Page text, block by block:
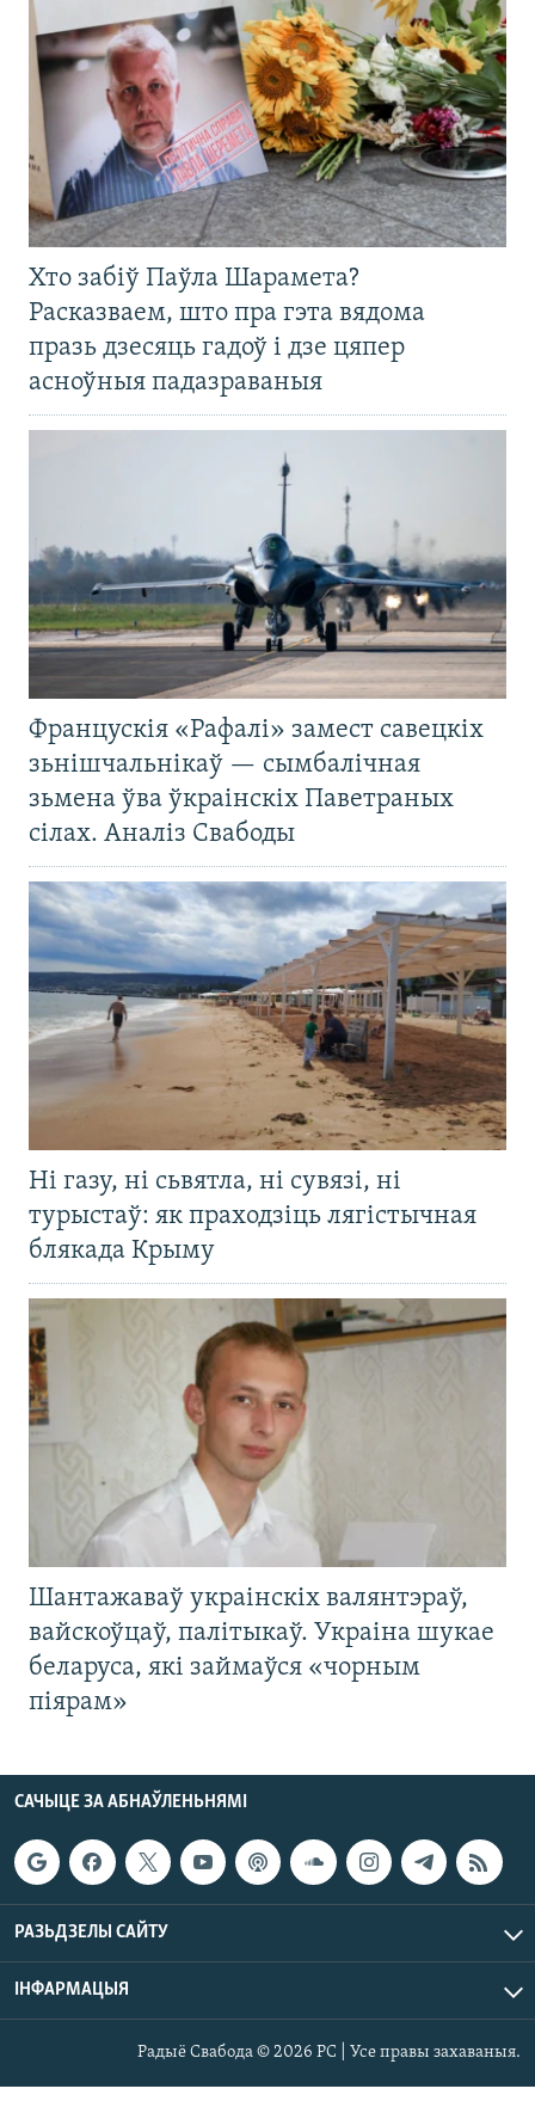
Хто забіў Паўла Шарамета?
Расказваем, што пра гэта вядома
празь дзесяць гадоў і дзе цяпер
асноўныя падазраваныя
Францускія «Рафалі» замест савецкіх
зьнішчальнікаў — сымбалічная
зьмена ўва ўкраінскіх Паветраных
сілах. Аналіз Свабоды
Ні газу, ні сьвятла, ні сувязі, ні
турыстаў: як праходзіць лягістычная
блякада Крыму
Шантажаваў украінскіх валянтэраў,
вайскоўцаў, палітыкаў. Украіна шукае
беларуса, які займаўся «чорным
піярам»
САЧЫЦЕ ЗА АБНАЎЛЕНЬНЯМІ
РАЗЬДЗЕЛЫ САЙТУ
ІНФАРМАЦЫЯ
Радыё Свабода © 2026 РС | Усе правы захаваныя.